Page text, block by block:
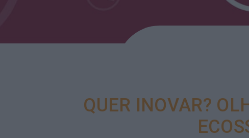
QUER INOVAR?